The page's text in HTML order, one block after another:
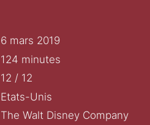
6 mars 2019
124 minutes
12 / 12
Etats-Unis
The Walt Disney Company